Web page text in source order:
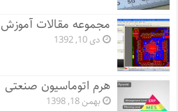
مجموعه مقالات آموزش
دی 10, 1392
هرم اتوماسیون صنعتی
بهمن 18, 1398